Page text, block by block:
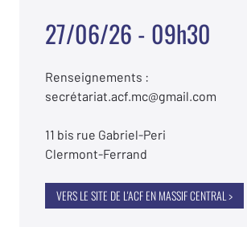
27/06/26 - 09h30
Renseignements :
secrétariat.acf.mc@gmail.com
11 bis rue Gabriel-Peri
Clermont-Ferrand
VERS LE SITE DE L'ACF EN MASSIF CENTRAL >